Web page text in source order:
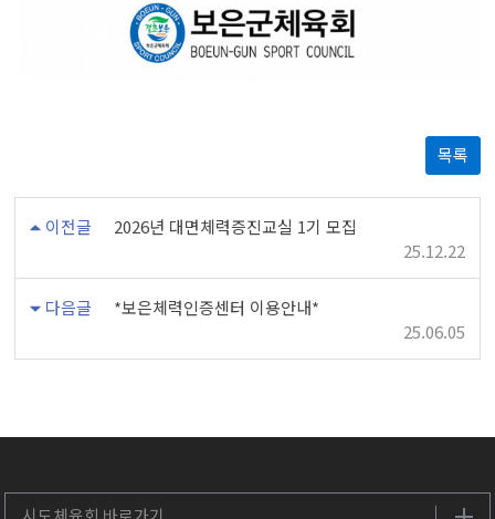
목록
이전글
2026년 대면체력증진교실 1기 모집
25.12.22
다음글
*보은체력인증센터 이용안내*
25.06.05